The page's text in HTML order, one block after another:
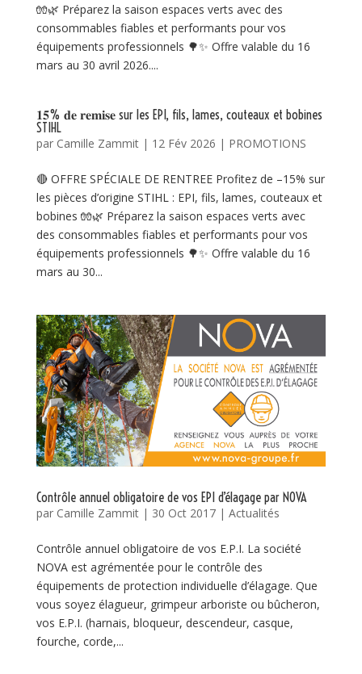
🧤🌿 Préparez la saison espaces verts avec des
consommables fiables et performants pour vos
équipements professionnels 🌳✨ Offre valable du 16
mars au 30 avril 2026....
𝟏𝟓% 𝐝𝐞 𝐫𝐞𝐦𝐢𝐬𝐞 sur les EPI, fils, lames, couteaux et bobines
STIHL
par Camille Zammit| 12 Fév 2026 | PROMOTIONS
🔴 OFFRE SPÉCIALE DE RENTREE Profitez de –15% sur
les pièces d’origine STIHL : EPI, fils, lames, couteaux et
bobines 🧤🌿 Préparez la saison espaces verts avec
des consommables fiables et performants pour vos
équipements professionnels 🌳✨ Offre valable du 16
mars au 30...
Contrôle annuel obligatoire de vos EPI d’élagage par NOVA
par Camille Zammit| 30 Oct 2017| Actualités
Contrôle annuel obligatoire de vos E.P.I. La société
NOVA est agrémentée pour le contrôle des
équipements de protection individuelle d’élagage. Que
vous soyez élagueur, grimpeur arboriste ou bûcheron,
vos E.P.I. (harnais, bloqueur, descendeur, casque,
fourche, corde,...